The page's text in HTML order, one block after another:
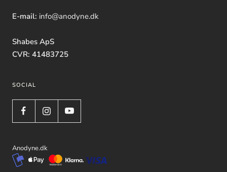
E-mail: info@anodyne.dk
Shabes ApS
CVR: 41483725
SOCIAL
Anodyne.dk